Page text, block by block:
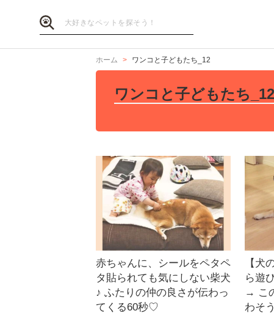
ホーム ワンコと子どもたち_12
ワンコと子どもたち_12
赤ちゃんに、シールをペタペ
タ貼られても気にしない柴犬
♪ ふたりの仲の良さが伝わっ
てくる60秒♡
【犬
ら遊
→ こ
わそ